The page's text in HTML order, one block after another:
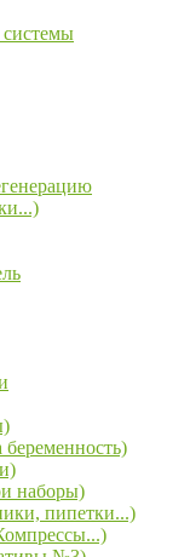
системы
наборы)
пипетки...)